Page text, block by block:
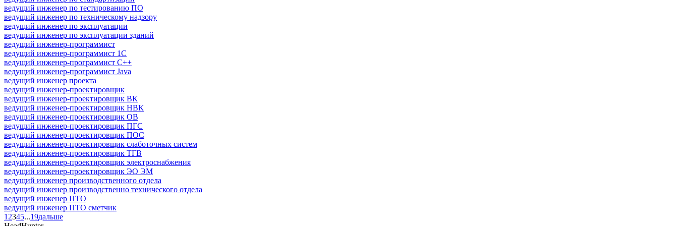
ведущий инженер по тестированию ПО
ведущий инженер по техническому надзору
ведущий инженер по эксплуатации
ведущий инженер по эксплуатации зданий
ведущий инженер-программист
ведущий инженер-программист 1С
ведущий инженер-программист C++
ведущий инженер-программист Java
ведущий инженер проекта
ведущий инженер-проектировщик
ведущий инженер-проектировщик ВК
ведущий инженер-проектировщик НВК
ведущий инженер-проектировщик ОВ
ведущий инженер-проектировщик ПГС
ведущий инженер-проектировщик ПОС
ведущий инженер-проектировщик слаботочных систем
ведущий инженер-проектировщик ТГВ
ведущий инженер-проектировщик электроснабжения
ведущий инженер-проектировщик ЭО ЭМ
ведущий инженер производственного отдела
ведущий инженер производственно технического отдела
ведущий инженер ПТО
ведущий инженер ПТО сметчик
1 2345...19дальше